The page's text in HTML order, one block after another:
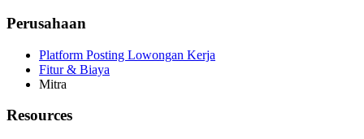
Perusahaan
Platform Posting Lowongan Kerja
Fitur & Biaya
Mitra
Resources